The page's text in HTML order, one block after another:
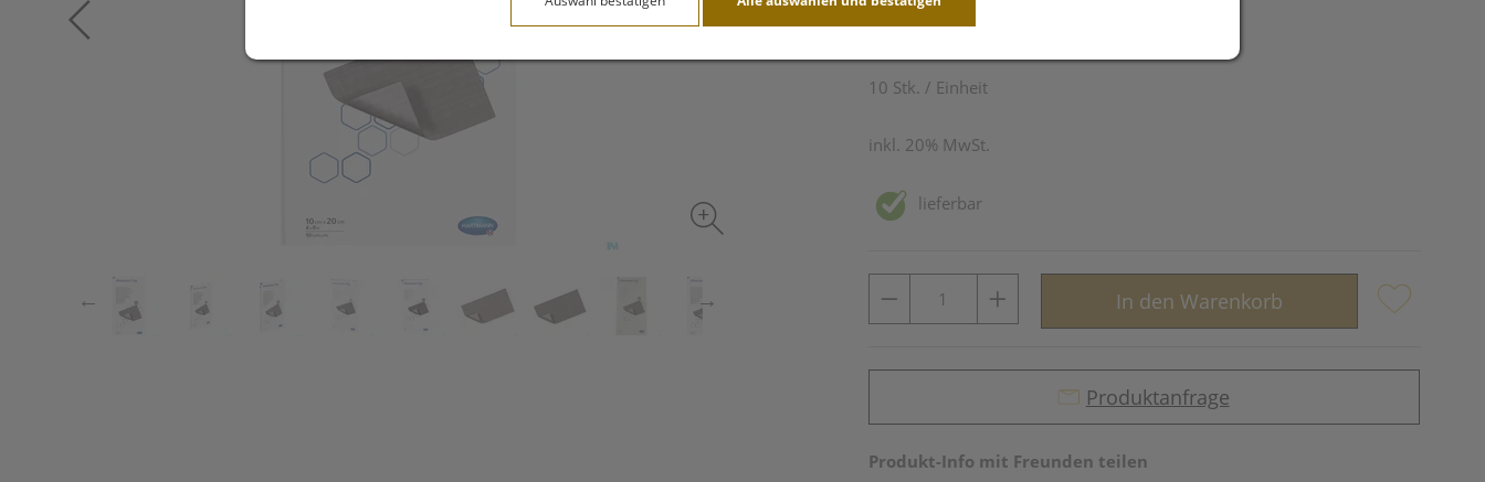
10 Stk. / Einheit
inkl. 20% MwSt.
lieferbar
In den Warenkorb
Produktanfrage
Produkt-Info mit Freunden teilen